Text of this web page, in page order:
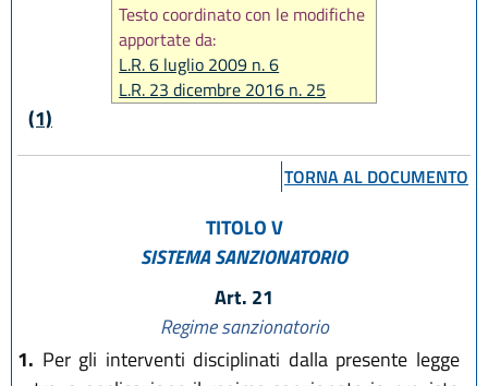
Testo coordinato con le modifiche
apportate da:
L.R. 6 luglio 2009 n. 6
L.R. 23 dicembre 2016 n. 25
(1)
TORNA AL DOCUMENTO
TITOLO V
SISTEMA SANZIONATORIO
Art. 21
Regime sanzionatorio
1. Per gli interventi disciplinati dalla presente legge